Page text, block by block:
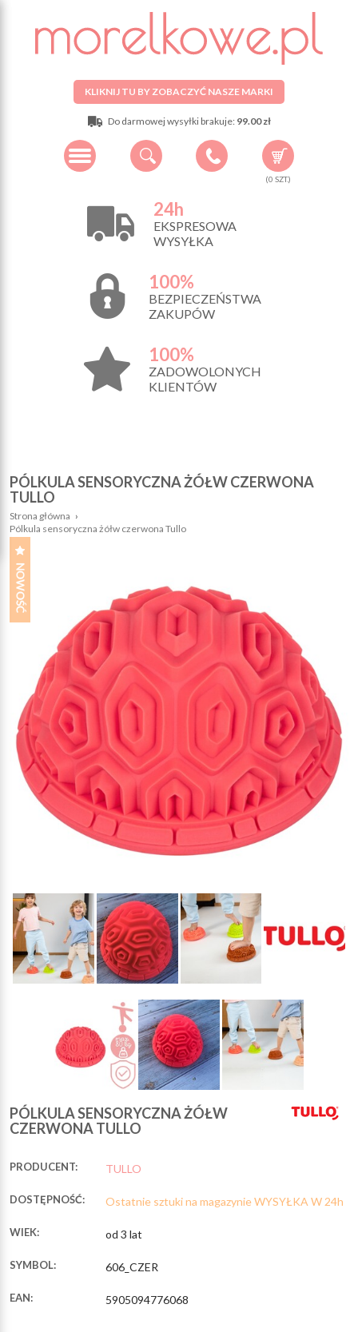
KLIKNIJ TU BY ZOBACZYĆ NASZE MARKI
Do darmowej wysyłki brakuje: 99.00 zł
(0 SZT.)
24h
EKSPRESOWA
WYSYŁKA
100%
BEZPIECZEŃSTWA
ZAKUPÓW
100%
ZADOWOLONYCH
KLIENTÓW
PÓLKULA SENSORYCZNA ŻÓŁW CZERWONA
TULLO
Strona główna ›
Pólkula sensoryczna żółw czerwona Tullo
PÓLKULA SENSORYCZNA ŻÓŁW
CZERWONA TULLO
PRODUCENT: TULLO
DOSTĘPNOŚĆ: Ostatnie sztuki na magazynie WYSYŁKA W 24h
WIEK: od 3 lat
SYMBOL: 606_CZER
EAN: 5905094776068